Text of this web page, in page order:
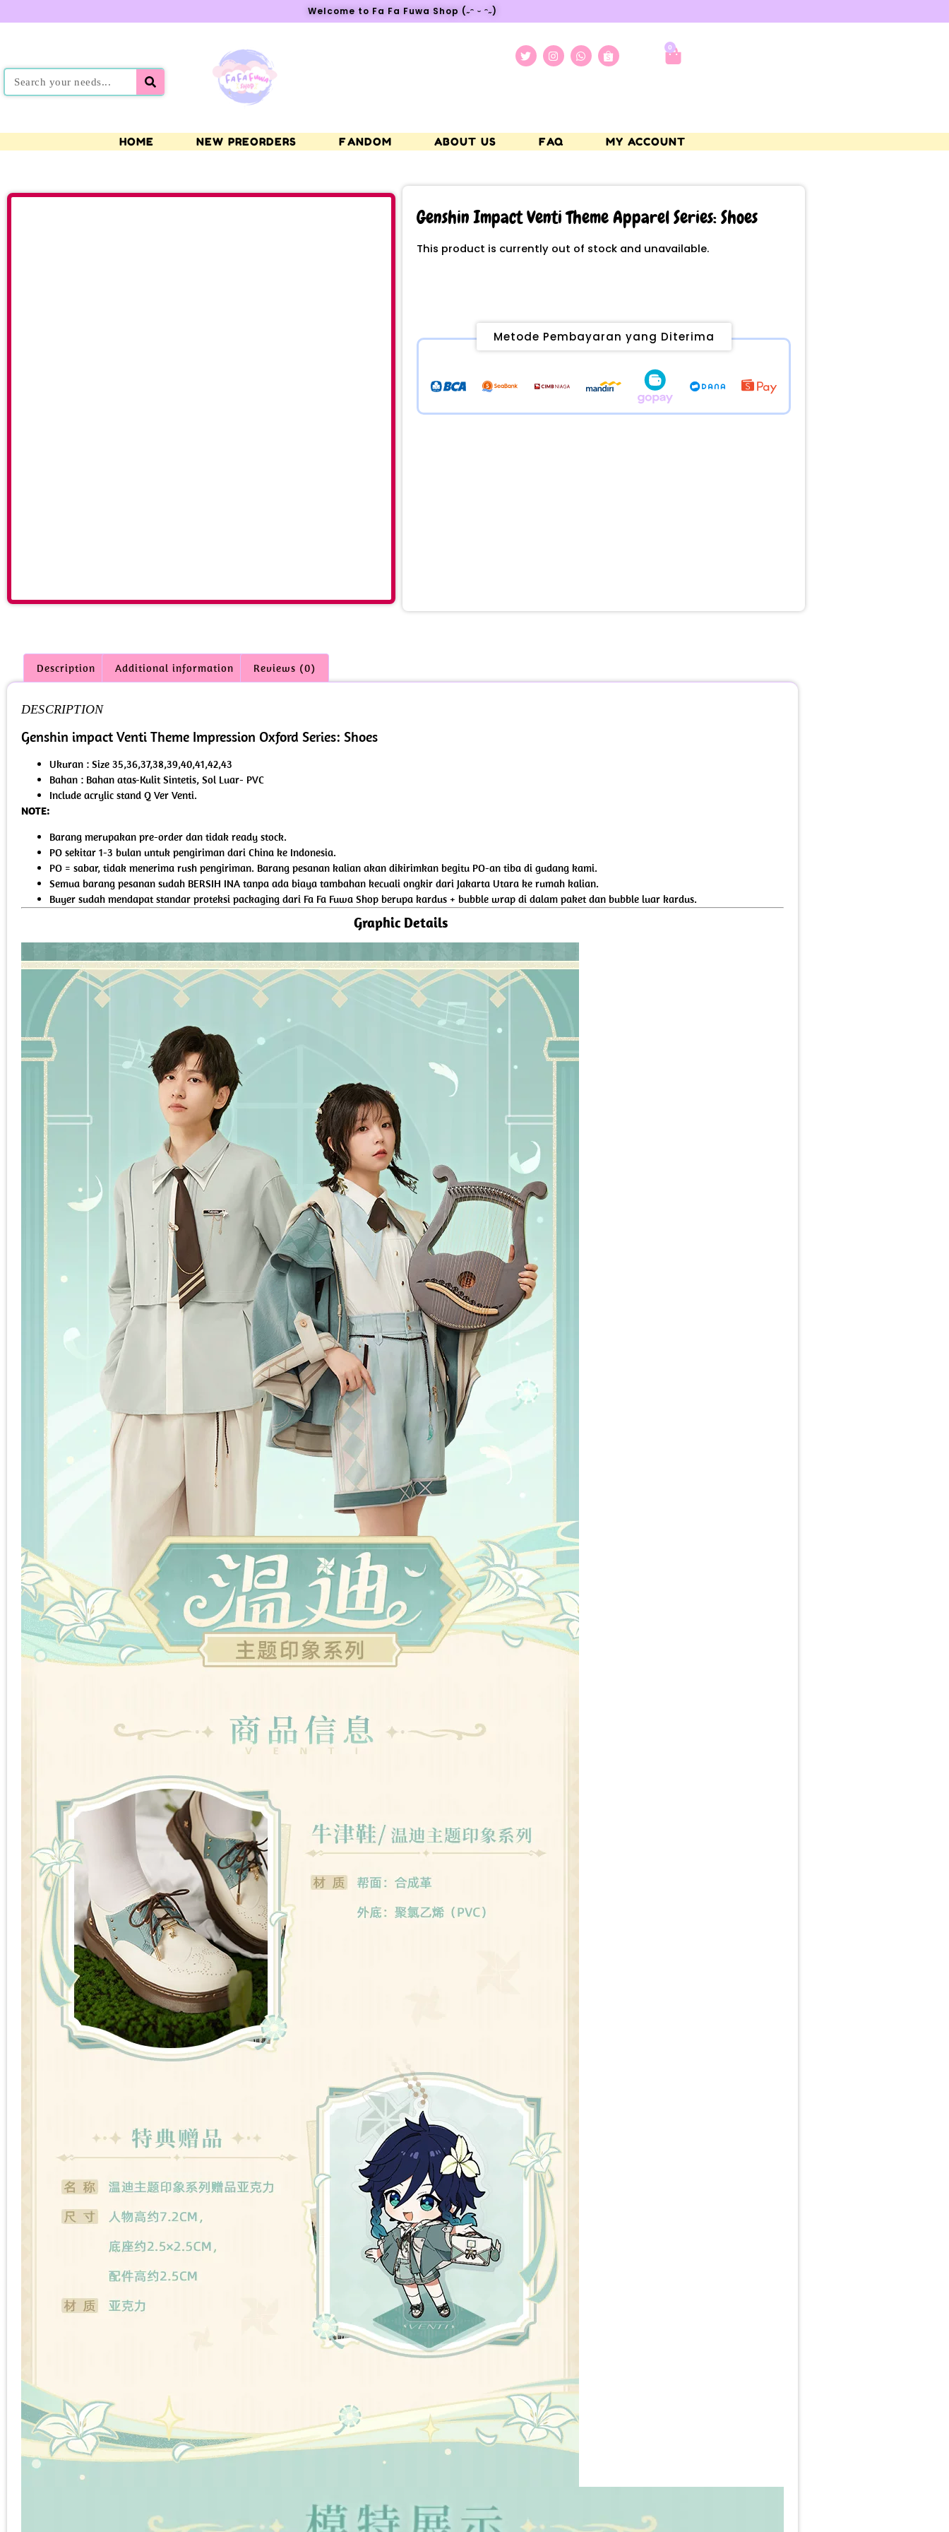
Welcome to Fa Fa Fuwa Shop (˶ᵔ ᵕ ᵔ˶)
0
HOME NEW PREORDERS FANDOM ABOUT US FAQ MY ACCOUNT
Genshin Impact Venti Theme Apparel Series: Shoes
This product is currently out of stock and unavailable.
Metode Pembayaran yang Diterima
Description Additional information Reviews (0)
DESCRIPTION
Genshin impact Venti Theme Impression Oxford Series: Shoes
Ukuran : Size 35,36,37,38,39,40,41,42,43
Bahan : Bahan atas-Kulit Sintetis, Sol Luar- PVC
Include acrylic stand Q Ver Venti.
NOTE:
Barang merupakan pre-order dan tidak ready stock.
PO sekitar 1-3 bulan untuk pengiriman dari China ke Indonesia.
PO = sabar, tidak menerima rush pengiriman. Barang pesanan kalian akan dikirimkan begitu PO-an tiba di gudang kami.
Semua barang pesanan sudah BERSIH INA tanpa ada biaya tambahan kecuali ongkir dari Jakarta Utara ke rumah kalian.
Buyer sudah mendapat standar proteksi packaging dari Fa Fa Fuwa Shop berupa kardus + bubble wrap di dalam paket dan bubble luar kardus.
Graphic Details